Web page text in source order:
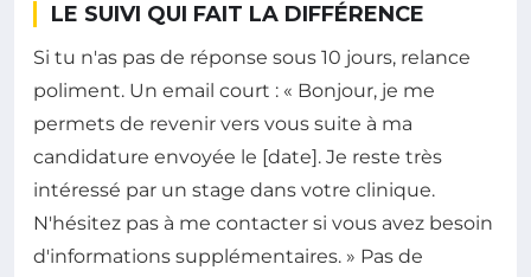
LE SUIVI QUI FAIT LA DIFFÉRENCE
Si tu n'as pas de réponse sous 10 jours, relance
poliment. Un email court : « Bonjour, je me
permets de revenir vers vous suite à ma
candidature envoyée le [date]. Je reste très
intéressé par un stage dans votre clinique.
N'hésitez pas à me contacter si vous avez besoin
d'informations supplémentaires. » Pas de